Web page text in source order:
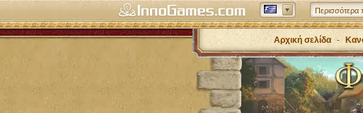
Περισσότερα
Αρχική σελίδα -